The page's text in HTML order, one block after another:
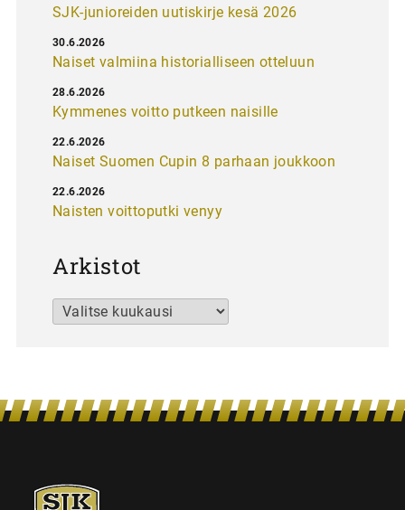
SJK-junioreiden uutiskirje kesä 2026
Naiset valmiina historialliseen otteluun
30.6.2026
Kymmenes voitto putkeen naisille
28.6.2026
Naiset Suomen Cupin 8 parhaan joukkoon
22.6.2026
Naisten voittoputki venyy
22.6.2026
Arkistot
Arkistot
SJK-